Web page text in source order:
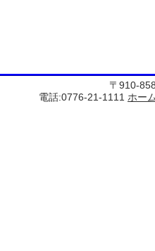
〒910-
電話:0776-21-1111 ホー